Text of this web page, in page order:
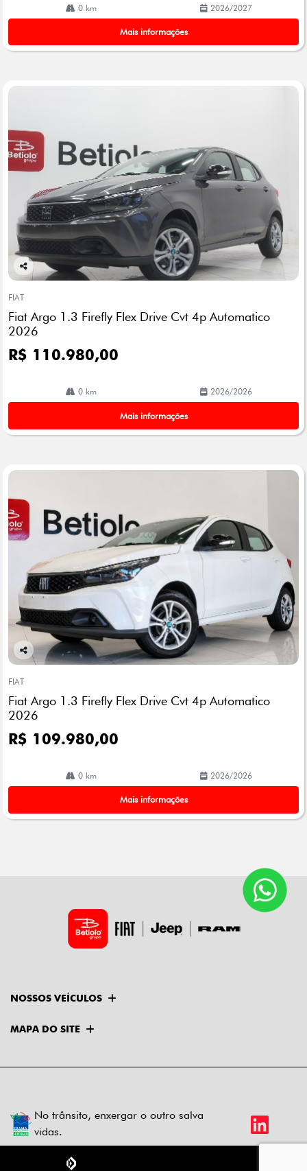
0 km 2026/2027
Mais informações
Co
arti
lhe
FIAT
Fiat Argo 1.3 Firefly Flex Drive Cvt 4p Automatico
2026
R$ 110.980,00
0 km 2026/2026
Mais informações
Co
arti
lhe
FIAT
Fiat Argo 1.3 Firefly Flex Drive Cvt 4p Automatico
2026
R$ 109.980,00
0 km 2026/2026
Mais informações
NOSSOS VEÍCULOS
MAPA DO SITE
No trânsito, enxergar o outro salva
vidas.